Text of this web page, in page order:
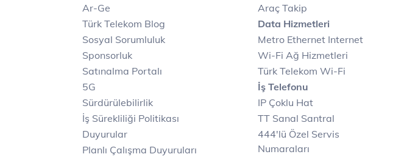
Ar-Ge
Türk Telekom Blog
Sosyal Sorumluluk
Sponsorluk
Satınalma Portalı
5G
Sürdürülebilirlik
İş Sürekliliği Politikası
Duyurular
Planlı Çalışma Duyuruları
Araç Takip
Data Hizmetleri
Metro Ethernet Internet
Wi-Fi Ağ Hizmetleri
Türk Telekom Wi-Fi
İş Telefonu
IP Çoklu Hat
TT Sanal Santral
444'lü Özel Servis
Numaraları